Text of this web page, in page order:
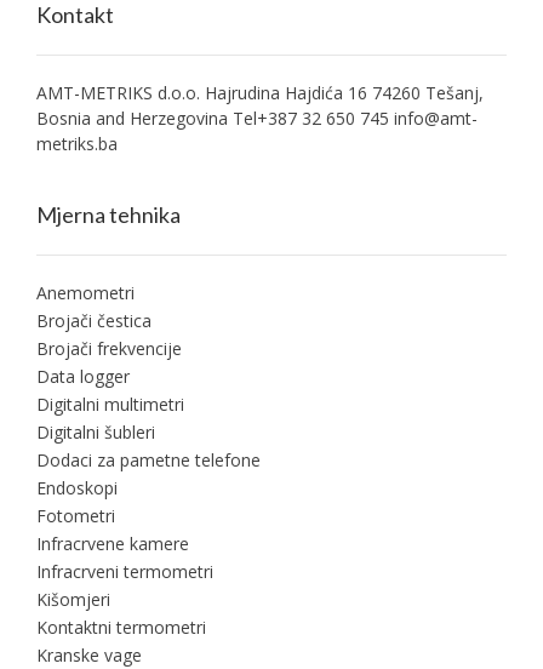
Kontakt
AMT-METRIKS d.o.o. Hajrudina Hajdića 16 74260 Tešanj,
Bosnia and Herzegovina Tel+387 32 650 745 info@amt-
metriks.ba
Mjerna tehnika
Anemometri
Brojači čestica
Brojači frekvencije
Data logger
Digitalni multimetri
Digitalni šubleri
Dodaci za pametne telefone
Endoskopi
Fotometri
Infracrvene kamere
Infracrveni termometri
Kišomjeri
Kontaktni termometri
Kranske vage